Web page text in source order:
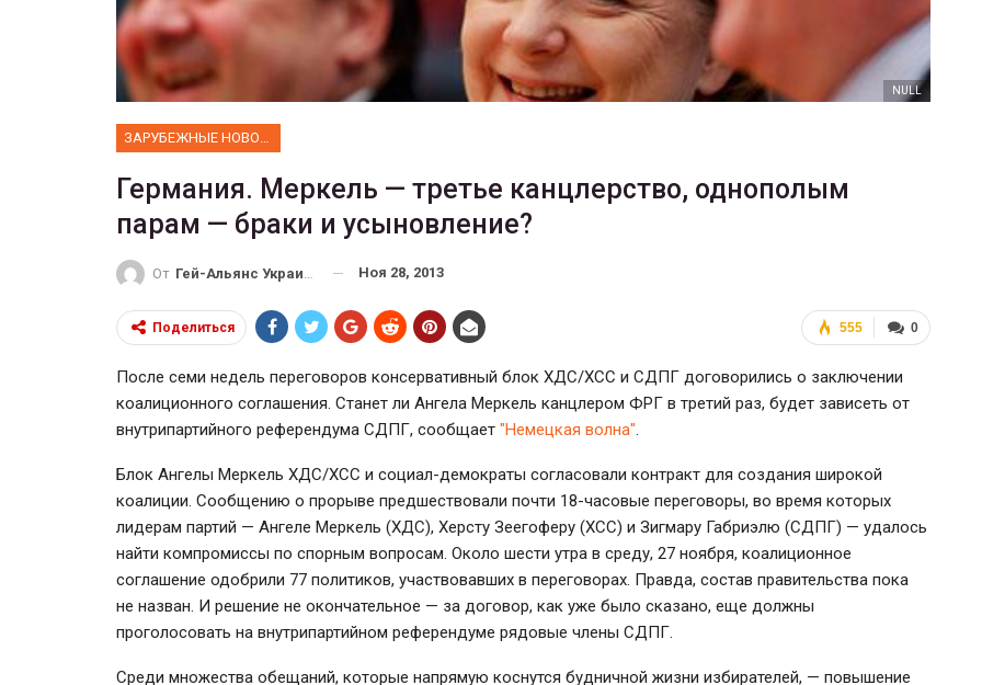
NULL
ЗАРУБЕЖНЫЕ НОВОСТИ
Германия. Меркель — третье канцлерство, однополым
парам — браки и усыновление?
От Гей-Альянс Украина Ноя 28, 2013
0
555
Поделиться
После семи недель переговоров консервативный блок ХДС/ХСС и СДПГ договорились о заключении
коалиционного соглашения. Станет ли Ангела Меркель канцлером ФРГ в третий раз, будет зависеть от
внутрипартийного референдума СДПГ, сообщает "Немецкая волна"
Блок Ангелы Меркель ХДС/ХСС и социал-демократы согласовали контракт для создания широкой
коалиции. Сообщению о прорыве предшествовали почти 18-часовые переговоры, во время которых
лидерам партий — Ангеле Меркель (ХДС), Херсту Зеегоферу (ХСС) и Зигмару Габриэлю (СДПГ) — удалось
найти компромиссы по спорным вопросам. Около шести утра в среду, 27 ноября, коалиционное
соглашение одобрили 77 политиков, участвовавших в переговорах. Правда, состав правительства пока
не назван. И решение не окончательное — за договор, как уже было сказано, еще должны
проголосовать на внутрипартийном референдуме рядовые члены СДПГ.
Среди множества обещаний, которые напрямую коснутся будничной жизни избирателей, — повышение
ГЕЙ-АЛЬЯНС УКРАИНА Июл 27, 2017 0